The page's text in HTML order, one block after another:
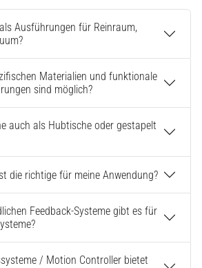
Ausführungen für Reinraum,
Materialien und funktionale
sind möglich?
auch als Hubtische oder gestapelt
die richtige für meine Anwendung?
Feedback-Systeme gibt es für
/ Motion Controller bietet